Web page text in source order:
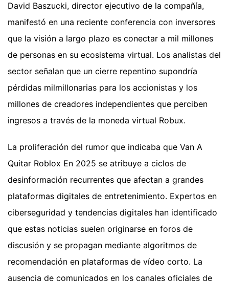
David Baszucki, director ejecutivo de la compañía,
manifestó en una reciente conferencia con inversores
que la visión a largo plazo es conectar a mil millones
de personas en su ecosistema virtual. Los analistas del
sector señalan que un cierre repentino supondría
pérdidas milmillonarias para los accionistas y los
millones de creadores independientes que perciben
ingresos a través de la moneda virtual Robux.
La proliferación del rumor que indicaba que Van A
Quitar Roblox En 2025 se atribuye a ciclos de
desinformación recurrentes que afectan a grandes
plataformas digitales de entretenimiento. Expertos en
ciberseguridad y tendencias digitales han identificado
que estas noticias suelen originarse en foros de
discusión y se propagan mediante algoritmos de
recomendación en plataformas de vídeo corto. La
ausencia de comunicados en los canales oficiales de